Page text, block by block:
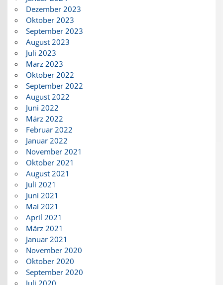
Dezember 2023
Oktober 2023
September 2023
August 2023
Juli 2023
März 2023
Oktober 2022
September 2022
August 2022
Juni 2022
März 2022
Februar 2022
Januar 2022
November 2021
Oktober 2021
August 2021
Juli 2021
Juni 2021
Mai 2021
April 2021
März 2021
Januar 2021
November 2020
Oktober 2020
September 2020